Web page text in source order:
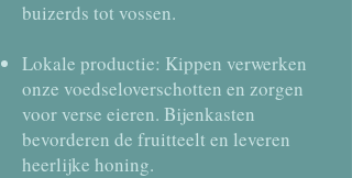
buizerds tot vossen.
Lokale productie: Kippen verwerken
onze voedseloverschotten en zorgen
voor verse eieren. Bijenkasten
bevorderen de fruitteelt en leveren
heerlijke honing.